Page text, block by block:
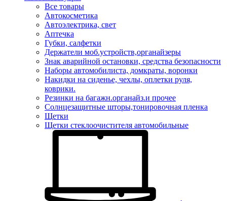
Все товары
Автокосметика
Автоэлектрика, свет
Аптечка
Губки, салфетки
Держатели моб.устройств,органайзеры
Знак аварийной остановки, средства безопасности
Наборы автомобилиста, домкраты, воронки
Накидки на сиденье, чехлы, оплетки руля,
коврики.
Резинки на багажн.органайз.и прочее
Солнцезащитные шторы,тонировочная пленка
Щетки
Щетки стеклоочистителя автомобильные